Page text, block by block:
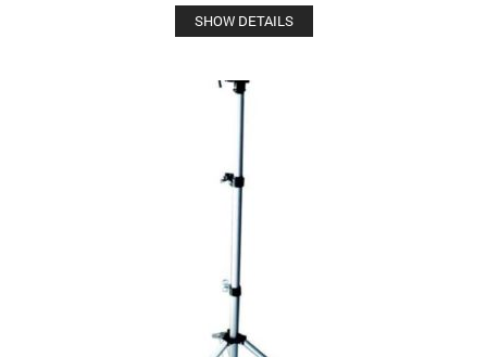
SHOW DETAILS